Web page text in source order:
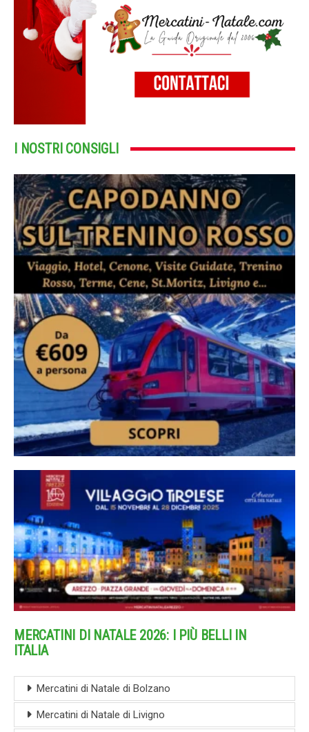
I NOSTRI CONSIGLI
MERCATINI DI NATALE 2026: I PIÙ BELLI IN
ITALIA
Mercatini di Natale di Bolzano
Mercatini di Natale di Livigno